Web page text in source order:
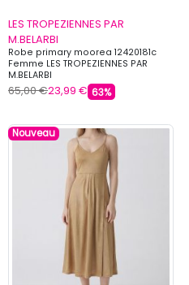
LES TROPEZIENNES PAR
M.BELARBI
Robe primary moorea 12420181c
Femme LES TROPEZIENNES PAR
M.BELARBI
65,00 €23,99 € 63%
Nouveau